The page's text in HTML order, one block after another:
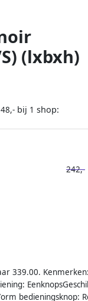
(lxbxh)
bij 1 shop:
242,-
339.00.
bedieningsknop: